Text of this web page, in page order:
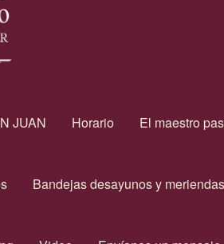
JUAN Horario El maestro
Bandejas desayunos y meriendas